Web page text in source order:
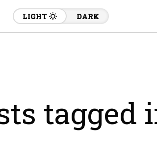
LIGHT DARK
tagged